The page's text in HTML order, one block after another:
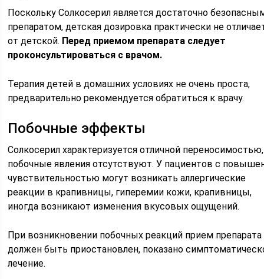
Поскольку Солкосерил является достаточно
препаратом, детская дозировка практически не
от детской. Перед приемом препарата следует
проконсультироваться с врачом.
Терапия детей в домашних условиях не очень проста,
предварительно рекомендуется обратиться к врачу.
Побочные эффекты
Солкосерил характеризуется отличной переносимостью,
побочные явления отсутствуют. У пациентов с
чувствительностью могут возникать аллергические
реакции в крапивницы, гиперемии кожи, крапивницы,
иногда возникают изменения вкусовых ощущений.
При возникновении побочных реакций прием препарата
должен быть приостановлен, показано
лечение.